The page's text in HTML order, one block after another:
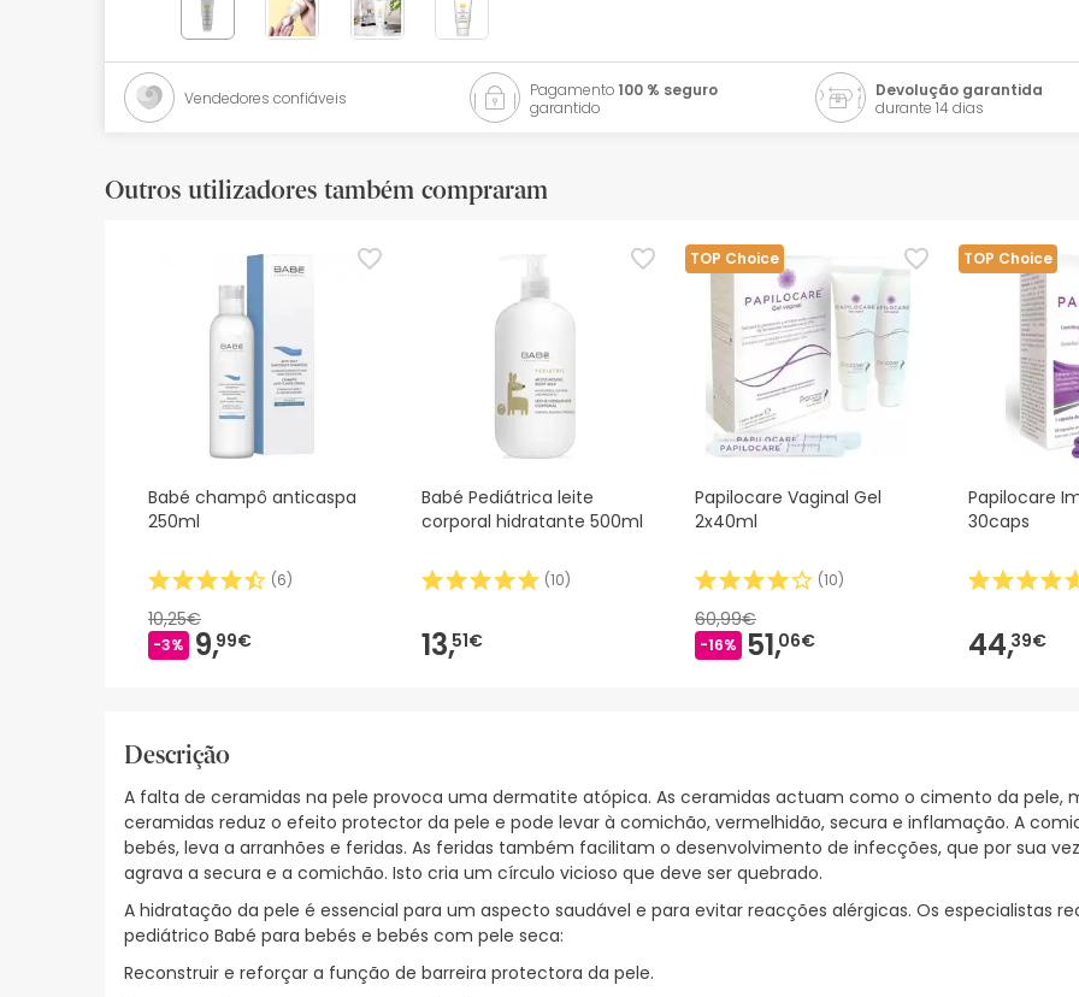
Cosmética natural
Promoções
Mais vendidos
Vendedores confiáveis Pagamento100 % seguro
garantido
Devolução garantida
durante 14 dias
Outros utilizadores também compraram
Babé champô anticaspa
250ml
(6)
10,25€
-3% 9,99€
Babé Pediátrica leite
corporal hidratante 500ml
(10)
13,51€
TOP Choice
Papilocare Vaginal Gel
2x40ml
(10)
60,99€
-16% 51,06€
TOP Choice
Papilocare
30caps
44,39€
Descrição
A falta de ceramidas na pele provoca uma dermatite atópica. As ceramidas actuam como o cimento da pele,
ceramidas reduz o efeito protector da pele e pode levar à comichão, vermelhidão, secura e inflamação. A
bebés, leva a arranhões e feridas. As feridas também facilitam o desenvolvimento de infecções, que por sua
agrava a secura e a comichão. Isto cria um círculo vicioso que deve ser quebrado.
A hidratação da pele é essencial para um aspecto saudável e para evitar reacções alérgicas. Os especialistas
pediátrico Babé para bebés e bebés com pele seca:
Reconstruir e reforçar a função de barreira protectora da pele.